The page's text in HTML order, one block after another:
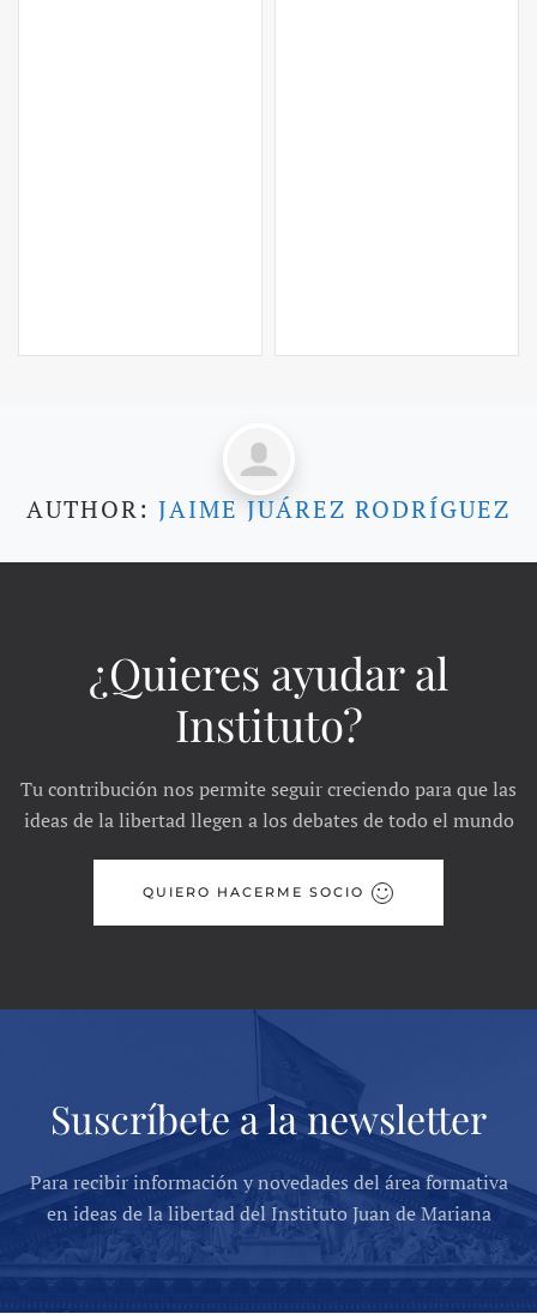
AUTHOR: JAIME JUÁREZ RODRÍGUEZ
¿Quieres ayudar al
Instituto?
Tu contribución nos permite seguir creciendo para que las
ideas de la libertad llegen a los debates de todo el mundo
QUIERO HACERME SOCIO
Suscríbete a la newsletter
Para recibir información y novedades del área formativa
en ideas de la libertad del Instituto Juan de Mariana